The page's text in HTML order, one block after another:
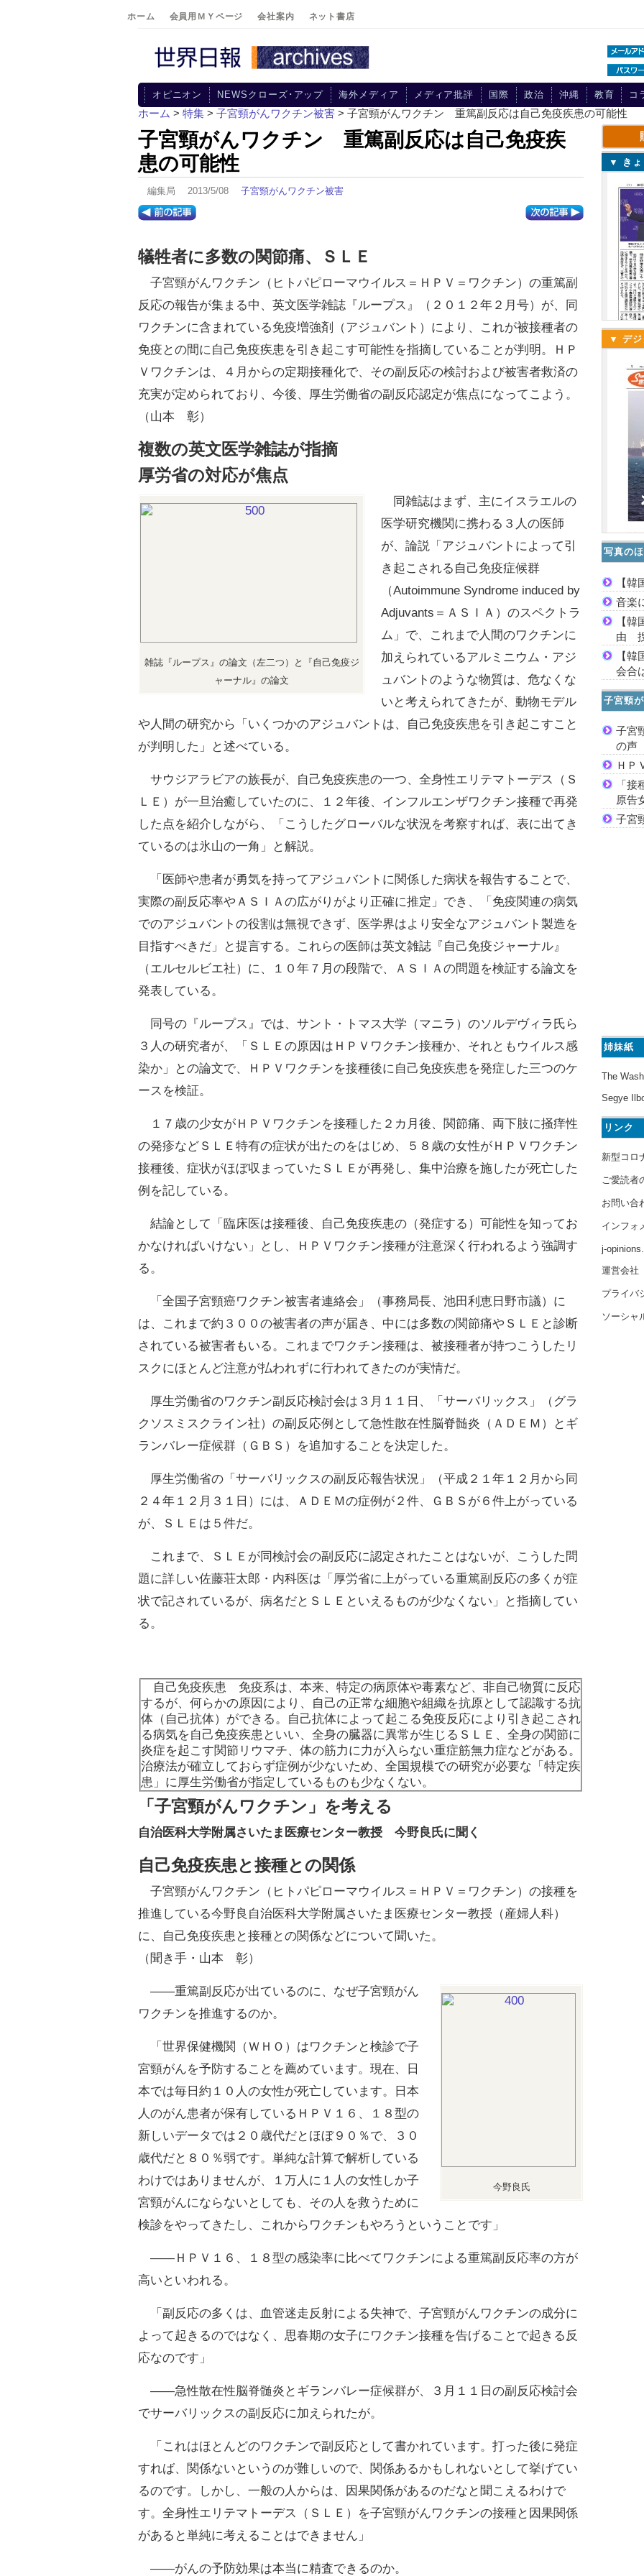
ホーム 会員用ＭＹページ 会社案内 ネット書店
オピニオン NEWSクローズ･アップ 海外メディア メディア批評 国際 政治 沖縄 教育 コ
ホーム > 特集 > 子宮頸がんワクチン被害 > 子宮頸がんワクチン 重篤副反応は自己免疫疾患の可能性
子宮頸がんワクチン 重篤副反応は自己免疫疾
患の可能性
編集局 2013/5/08 子宮頸がんワクチン被害
犠牲者に多数の関節痛、ＳＬＥ
子宮頸がんワクチン（ヒトパピローマウイルス＝ＨＰＶ＝ワクチン）の重篤副
反応の報告が集まる中、英文医学雑誌『ループス』（２０１２年２月号）が、同
ワクチンに含まれている免疫増強剤（アジュバント）により、これが被接種者の
免疫との間に自己免疫疾患を引き起こす可能性を指摘していることが判明。ＨＰ
Ｖワクチンは、４月からの定期接種化で、その副反応の検討および被害者救済の
充実が定められており、今後、厚生労働省の副反応認定が焦点になってこよう。
（山本 彰）
複数の英文医学雑誌が指摘
厚労省の対応が焦点
雑誌『ループス』の論文（左二つ）と『自己免疫ジ
ャーナル』の論文
同雑誌はまず、主にイスラエルの
医学研究機関に携わる３人の医師
が、論説「アジュバントによって引
き起こされる自己免疫症候群
（Autoimmune Syndrome induced by
Adjuvants＝ＡＳＩＡ）のスペクトラ
ム」で、これまで人間のワクチンに
加えられているアルミニウム・アジ
ュバントのような物質は、危なくな
いと考えられてきたが、動物モデル
や人間の研究から「いくつかのアジュバントは、自己免疫疾患を引き起こすこと
が判明した」と述べている。
サウジアラビアの族長が、自己免疫疾患の一つ、全身性エリテマトーデス（Ｓ
ＬＥ）が一旦治癒していたのに、１２年後、インフルエンザワクチン接種で再発
した点を紹介しながら、「こうしたグローバルな状況を考察すれば、表に出てき
ているのは氷山の一角」と解説。
「医師や患者が勇気を持ってアジュバントに関係した病状を報告することで、
実際の副反応率やＡＳＩＡの広がりがより正確に推定」でき、「免疫関連の病気
でのアジュバントの役割は無視できず、医学界はより安全なアジュバント製造を
目指すべきだ」と提言する。これらの医師は英文雑誌『自己免疫ジャーナル』
（エルセルビエ社）に、１０年７月の段階で、ＡＳＩＡの問題を検証する論文を
発表している。
同号の『ループス』では、サント・トマス大学（マニラ）のソルデヴィラ氏ら
３人の研究者が、「ＳＬＥの原因はＨＰＶワクチン接種か、それともウイルス感
染か」との論文で、ＨＰＶワクチンを接種後に自己免疫疾患を発症した三つのケ
ースを検証。
１７歳の少女がＨＰＶワクチンを接種した２カ月後、関節痛、両下肢に掻痒性
の発疹などＳＬＥ特有の症状が出たのをはじめ、５８歳の女性がＨＰＶワクチン
接種後、症状がほぼ収まっていたＳＬＥが再発し、集中治療を施したが死亡した
例を記している。
結論として「臨床医は接種後、自己免疫疾患の（発症する）可能性を知ってお
かなければいけない」とし、ＨＰＶワクチン接種が注意深く行われるよう強調す
る。
「全国子宮頸癌ワクチン被害者連絡会」（事務局長、池田利恵日野市議）に
は、これまで約３００の被害者の声が届き、中には多数の関節痛やＳＬＥと診断
されている被害者もいる。これまでワクチン接種は、被接種者が持つこうしたリ
スクにほとんど注意が払われずに行われてきたのが実情だ。
厚生労働省のワクチン副反応検討会は３月１１日、「サーバリックス」（グラ
クソスミスクライン社）の副反応例として急性散在性脳脊髄炎（ＡＤＥＭ）とギ
ランバレー症候群（ＧＢＳ）を追加することを決定した。
厚生労働省の「サーバリックスの副反応報告状況」（平成２１年１２月から同
２４年１２月３１日）には、ＡＤＥＭの症例が２件、ＧＢＳが６件上がっている
が、ＳＬＥは５件だ。
これまで、ＳＬＥが同検討会の副反応に認定されたことはないが、こうした問
題に詳しい佐藤荘太郎・内科医は「厚労省に上がっている重篤副反応の多くが症
状で記されているが、病名だとＳＬＥといえるものが少なくない」と指摘してい
る。
自己免疫疾患 免疫系は、本来、特定の病原体や毒素など、非自己物質に反応
するが、何らかの原因により、自己の正常な細胞や組織を抗原として認識する抗
体（自己抗体）ができる。自己抗体によって起こる免疫反応により引き起こされ
る病気を自己免疫疾患といい、全身の臓器に異常が生じるＳＬＥ、全身の関節に
炎症を起こす関節リウマチ、体の筋力に力が入らない重症筋無力症などがある。
治療法が確立しておらず症例が少ないため、全国規模での研究が必要な「特定疾
患」に厚生労働省が指定しているものも少なくない。
「子宮頸がんワクチン」を考える
自治医科大学附属さいたま医療センター教授 今野良氏に聞く
自己免疫疾患と接種との関係
子宮頸がんワクチン（ヒトパピローマウイルス＝ＨＰＶ＝ワクチン）の接種を
推進している今野良自治医科大学附属さいたま医療センター教授（産婦人科）
に、自己免疫疾患と接種との関係などについて聞いた。
（聞き手・山本 彰）
今野良氏
――重篤副反応が出ているのに、なぜ子宮頸がん
ワクチンを推進するのか。
「世界保健機関（ＷＨＯ）はワクチンと検診で子
宮頸がんを予防することを薦めています。現在、日
本では毎日約１０人の女性が死亡しています。日本
人のがん患者が保有しているＨＰＶ１６、１８型の
新しいデータでは２０歳代だとほぼ９０％で、３０
歳代だと８０％弱です。単純な計算で解析している
わけではありませんが、１万人に１人の女性しか子
宮頸がんにならないとしても、その人を救うために
検診をやってきたし、これからワクチンもやろうということです」
――ＨＰＶ１６、１８型の感染率に比べてワクチンによる重篤副反応率の方が
高いといわれる。
「副反応の多くは、血管迷走反射による失神で、子宮頸がんワクチンの成分に
よって起きるのではなく、思春期の女子にワクチン接種を告げることで起きる反
応なのです」
――急性散在性脳脊髄炎とギランバレー症候群が、３月１１日の副反応検討会
でサーバリックスの副反応に加えられたが。
「これはほとんどのワクチンで副反応として書かれています。打った後に発症
すれば、関係ないというのが難しいので、関係あるかもしれないとして挙げてい
るのです。しかし、一般の人からは、因果関係があるのだなと聞こえるわけで
す。全身性エリテマトーデス（ＳＬＥ）を子宮頸がんワクチンの接種と因果関係
があると単純に考えることはできません」
――がんの予防効果は本当に精査できるのか。
▼ きょ
▼ デジ
写真の
【
音楽
【
由
【
会合
子宮頸
子宮
の声
ＨＰ
「
原告
子宮
姉妹紙
The
Segye
リンク
新型コロ
ご愛読者
お問い合
インフォ
j-
運営会社
プライバ
ソーシャ